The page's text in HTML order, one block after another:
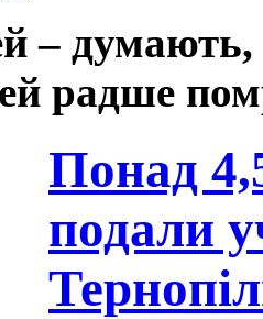
–
радше
Понад
подали